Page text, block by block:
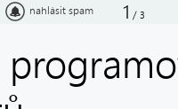
nahlásit spam 1 / 3